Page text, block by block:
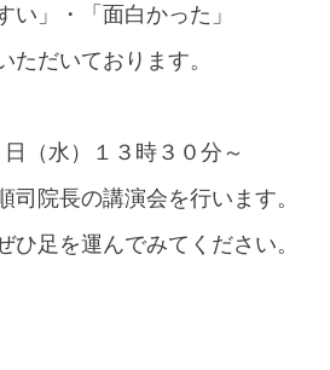
い」・「面白かった」
ただいております。
（水）１３時３０分～
司院長の講演会を行います。
ひ足を運んでみてください。